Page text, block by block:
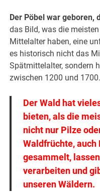
Der Pöbel war geboren,
das Bild, was die
Mittelalter haben, eine
es historisch nicht das
Spätmittelalter, sondern
zwischen 1200 und 1700.
Der Wald hat
bieten, als die
nicht nur Pilze
Waldfrüchte, auch
gesammelt,
verarbeiten und
unseren Wäldern.